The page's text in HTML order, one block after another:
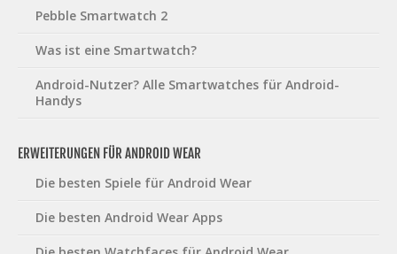
Pebble Smartwatch 2
Was ist eine Smartwatch?
Android-Nutzer? Alle Smartwatches für Android-
Handys
ERWEITERUNGEN FÜR ANDROID WEAR
Die besten Spiele für Android Wear
Die besten Android Wear Apps